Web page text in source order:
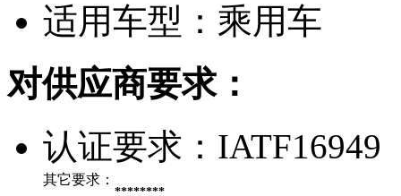
适用车型： 乘用车
对供应商要求：
认证要求： IATF16949
其它要求：
********